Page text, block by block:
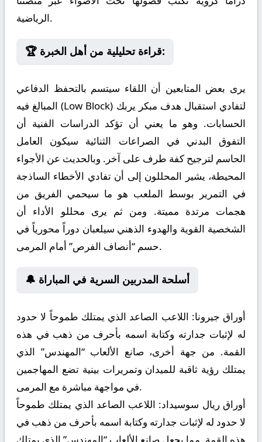
الرياضية.
🏆 قراءة تحليلية من أهل الخبرة:
يرى بعض المتابعين أن اللقاء سيتسم بالتحفظ الدفاعي
المبالغ فيه (Low Block) لتفادي استقبال هدف مبكر يربك
الحسابات. وهو ما يعني أن تؤكد الدراسات الفنية أن
التفوق البدني في الصراعات الثنائية سيكون العامل
الحاسم لترجيح كفة طرف على آخر. وبالحديث عن الأجواء
المحيطة، يشير المحللون إلى أن تفادي الأخطاء الساذجة
في التمرير بوسط الملعب هو ما سيحمي الفريق من
هجمات مرتدة مميتة. ومن ثم يرى محللو الأداء أن
الشخصية القوية والهدوء الذهني سيلعبان دوراً محورياً في
حسم “أنصاف الفرص” أمام المرمى.
🔔 أسلحة المدربين السرية في المباراة
أوراق جيرونا: اللاعب الصاعد الذي يمتلك طموحاً لا حدود
له لإثبات جدارته وكتابة اسمه بأحرف من ذهب في هذه
القمة. من جهة أخرى، صانع الألعاب “المهندس” الذي
يمتلك رؤية ثاقبة للميدان وتمريرات بينية تضع المهاجمين
في مواجهة مباشرة مع المرمى.
أوراق ريال سوسيداد: اللاعب الصاعد الذي يمتلك طموحاً
لا حدود له لإثبات جدارته وكتابة اسمه بأحرف من ذهب في